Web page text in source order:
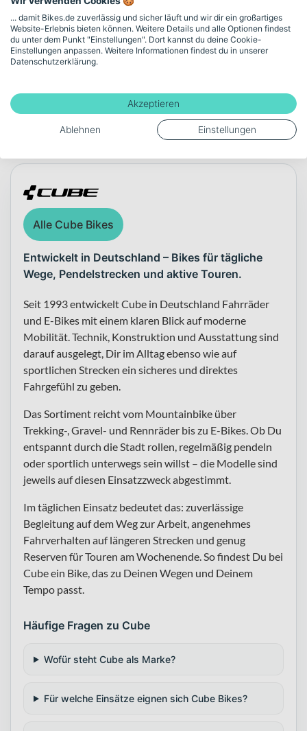
12.5
Über die Marke Cube
Alle Cube Bikes
Entwickelt in Deutschland – Bikes für tägliche
Wege, Pendelstrecken und aktive Touren.
Seit 1993 entwickelt Cube in Deutschland Fahrräder
und E-Bikes mit einem klaren Blick auf moderne
Mobilität. Technik, Konstruktion und Ausstattung sind
darauf ausgelegt, Dir im Alltag ebenso wie auf
sportlichen Strecken ein sicheres und direktes
Fahrgefühl zu geben.
Das Sortiment reicht vom Mountainbike über
Trekking-, Gravel- und Rennräder bis zu E-Bikes. Ob Du
entspannt durch die Stadt rollen, regelmäßig pendeln
oder sportlich unterwegs sein willst – die Modelle sind
jeweils auf diesen Einsatzzweck abgestimmt.
Im täglichen Einsatz bedeutet das: zuverlässige
Begleitung auf dem Weg zur Arbeit, angenehmes
Fahrverhalten auf längeren Strecken und genug
Reserven für Touren am Wochenende. So findest Du bei
Cube ein Bike, das zu Deinen Wegen und Deinem
Tempo passt.
Häufige Fragen zu Cube
Wofür steht Cube als Marke?
Für welche Einsätze eignen sich Cube Bikes?
... damit Bikes.de zuverlässig und sicher läuft und wir dir ein großartiges
Website-Erlebnis bieten können. Weitere Details und alle Optionen findest
du unter dem Punkt "Einstellungen". Dort kannst du deine Cookie-
Einstellungen anpassen. Weitere Informationen findest du in unserer
Datenschutzerklärung.
Akzeptieren
Ablehnen Einstellungen